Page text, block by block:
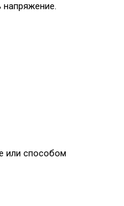
напряжение.
или способом